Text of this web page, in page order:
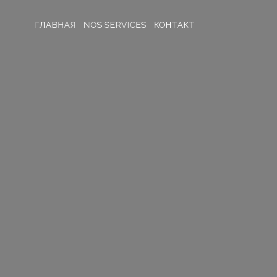
ГЛАВНАЯ NOS SERVICES КОНТАКТ